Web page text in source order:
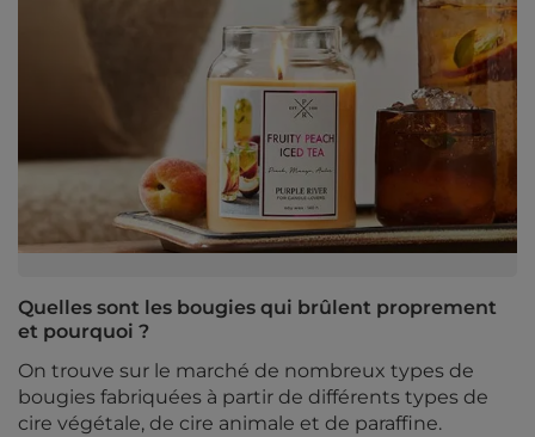
Quelles sont les bougies qui brûlent proprement
et pourquoi ?
On trouve sur le marché de nombreux types de
bougies fabriquées à partir de différents types de
cire végétale, de cire animale et de paraffine.